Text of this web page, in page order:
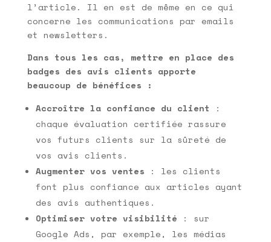
l’article. Il en est de même en ce qui
concerne les communications par emails
et newsletters.
Dans tous les cas, mettre en place des
badges des avis clients apporte
beaucoup de bénéfices :
Accroître la confiance du client :
chaque évaluation certifiée rassure
vos futurs clients sur la sûreté de
vos avis clients.
Augmenter vos ventes : les clients
font plus confiance aux articles ayant
des avis authentiques.
Optimiser votre visibilité : sur
Google Ads, par exemple, les médias